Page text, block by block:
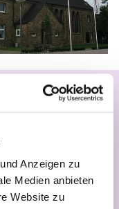
Anzeigen zu
Medien anbieten
Website zu
nur noch
02307 - 24 15